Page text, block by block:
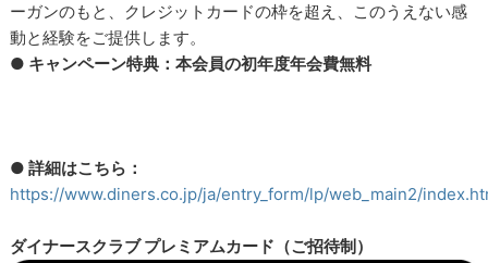
ーガンのもと、クレジットカードの枠を超え、このうえない感
動と経験をご提供します。
● キャンペーン特典：本会員の初年度年会費無料
● 詳細はこちら：
https://www.diners.co.jp/ja/entry_form/lp/web_main2/
ダイナースクラブ プレミアムカード（ご招待制）